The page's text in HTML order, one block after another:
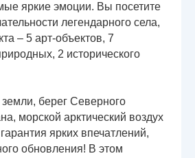
яркие эмоции. Вы посетите
легендарного села,
– 5 арт-объектов, 7
2 исторического
берег Северного
морской арктический воздух
ярких впечатлений,
обновления! В этом